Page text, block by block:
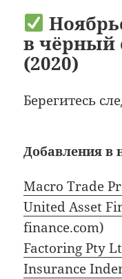
в чёрный
(2020)
Берегитесь
Добавления в
Macro Trade
United Asset
finance.com)
Factoring Pty
Insurance